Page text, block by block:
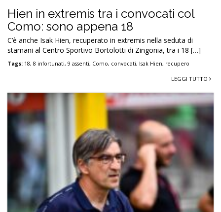
Hien in extremis tra i convocati col
Como: sono appena 18
C’è anche Isak Hien, recuperato in extremis nella seduta di
stamani al Centro Sportivo Bortolotti di Zingonia, tra i 18 […]
Tags: 18, 8 infortunati, 9 assenti, Como, convocati, Isak Hien, recupero
LEGGI TUTTO